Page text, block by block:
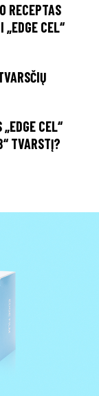
RECEPTAS
CEL“
CEL“
TVARSTĮ?